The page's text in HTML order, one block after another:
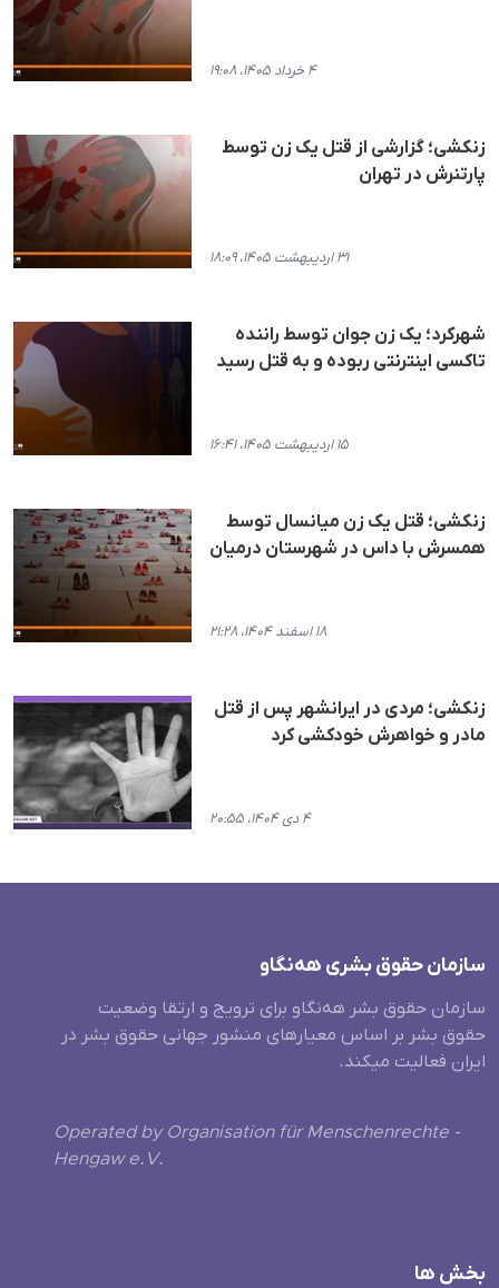
۴ خرداد ۱۴۰۵، ۱۹:۰۸
زنکشی؛ گزارشی از قتل یک زن توسط
پارتنرش در تهران
۳۱ اردیبهشت ۱۴۰۵، ۱۸:۰۹
شهرکرد؛ یک زن جوان توسط راننده
تاکسی اینترنتی ربوده و به قتل رسید
۱۵ اردیبهشت ۱۴۰۵، ۱۶:۴۱
زنکشی؛ قتل یک زن میانسال توسط
همسرش با داس در شهرستان درمیان
۱۸ اسفند ۱۴۰۴، ۲۱:۲۸
زنکشی؛ مردی در ایرانشهر پس از قتل
مادر و خواهرش خودکشی کرد
۴ دی ۱۴۰۴، ۲۰:۵۵
سازمان حقوق بشری هەنگاو
سازمان حقوق بشر هه‌نگاو برای ترویج و ارتقا وضعیت
حقوق بشر بر اساس معیارهای منشور جهانی حقوق بشر در
ایران فعالیت میکند.
Operated by Organisation für Menschenrechte -
Hengaw e.V.
بخش ها